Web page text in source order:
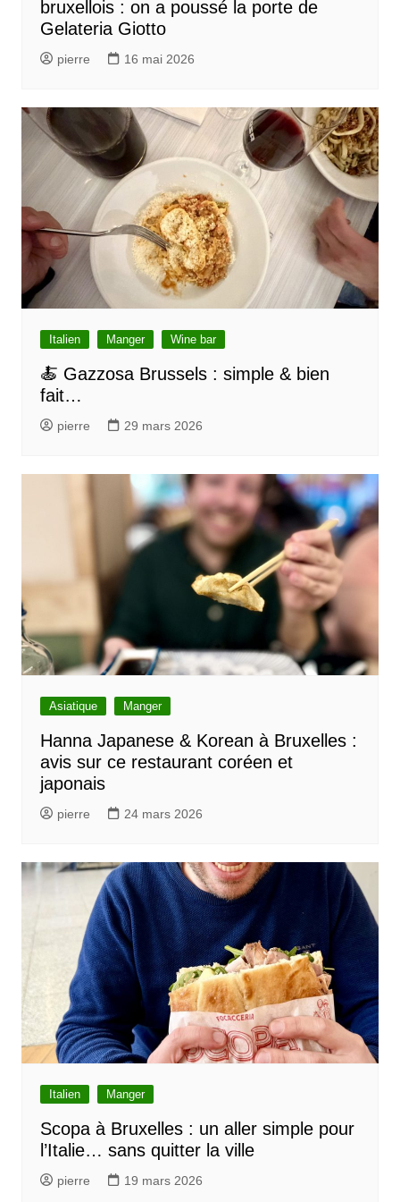
c
bruxellois : on a poussé la porte de
Gelateria Giotto
pierre 16 mai 2026
Italien Manger Wine bar
🍝 Gazzosa Brussels : simple & bien
fait…
pierre 29 mars 2026
Asiatique Manger
Hanna Japanese & Korean à Bruxelles :
avis sur ce restaurant coréen et
japonais
pierre 24 mars 2026
Italien Manger
Scopa à Bruxelles : un aller simple pour
l’Italie… sans quitter la ville
pierre 19 mars 2026